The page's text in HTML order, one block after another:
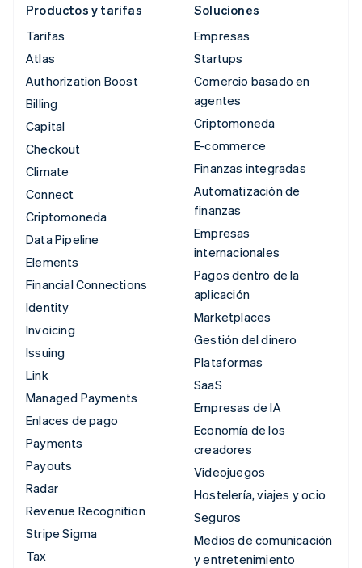
Productos y tarifas
Tarifas
Atlas
Authorization Boost
Billing
Capital
Checkout
Climate
Connect
Criptomoneda
Data Pipeline
Elements
Financial Connections
Identity
Invoicing
Issuing
Link
Managed Payments
Enlaces de pago
Payments
Payouts
Radar
Revenue Recognition
Stripe Sigma
Tax
Soluciones
Empresas
Startups
Comercio basado en
agentes
Criptomoneda
E-commerce
Finanzas integradas
Automatización de
finanzas
Empresas
internacionales
Pagos dentro de la
aplicación
Marketplaces
Gestión del dinero
Plataformas
SaaS
Empresas de IA
Economía de los
creadores
Videojuegos
Hostelería, viajes y ocio
Seguros
Medios de comunicación
y entretenimiento